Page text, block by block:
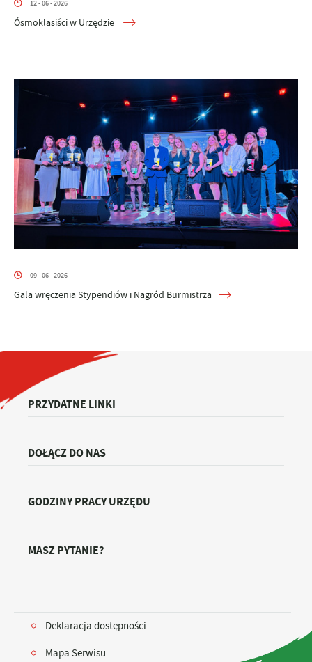
12 - 06 - 2026
Ósmoklasiści w Urzędzie
09 - 06 - 2026
Gala wręczenia Stypendiów i Nagród Burmistrza
PRZYDATNE LINKI
DOŁĄCZ DO NAS
GODZINY PRACY URZĘDU
MASZ PYTANIE?
Deklaracja dostępności
Mapa Serwisu